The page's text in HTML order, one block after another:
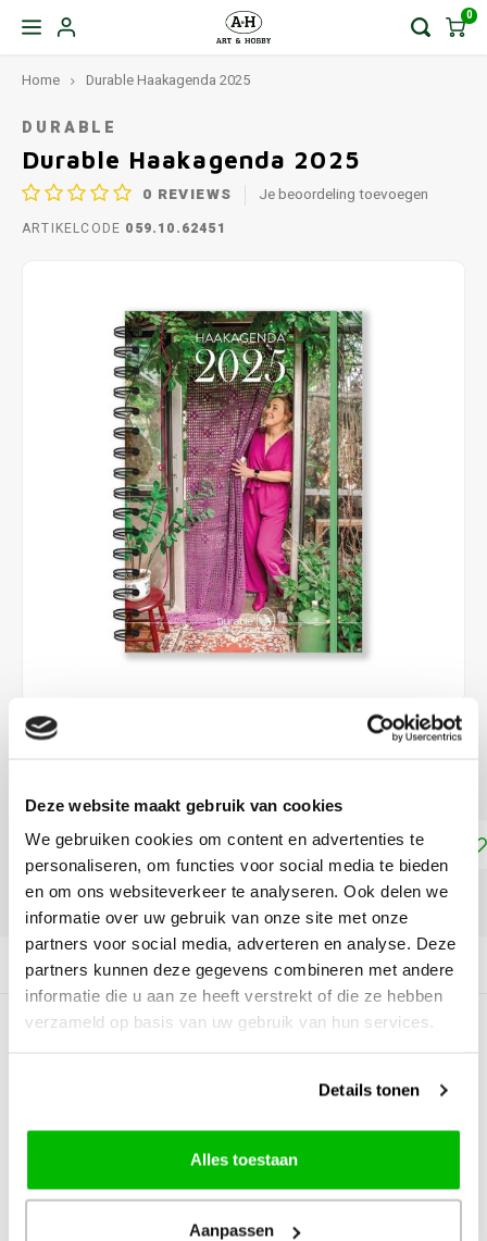
Deze website maakt gebruik van cookies
We gebruiken cookies om content en advertenties te
personaliseren, om functies voor social media te bieden
en om ons websiteverkeer te analyseren. Ook delen we
informatie over uw gebruik van onze site met onze
partners voor social media, adverteren en analyse. Deze
partners kunnen deze gegevens combineren met andere
informatie die u aan ze heeft verstrekt of die ze hebben
verzameld op basis van uw gebruik van hun services.
Details tonen
Alles toestaan
Aanpassen
0
Home Durable Haakagenda 2025
DURABLE
Durable Haakagenda 2025
0 REVIEWS Je beoordeling toevoegen
ARTIKELCODE 059.10.62451
€18,95
Toevoegen aan winkelwagen
DELEN:
Productomschrijving
STERREN OP BASIS VAN